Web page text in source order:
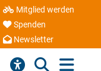
Mitglied werden
Spenden
Newsletter